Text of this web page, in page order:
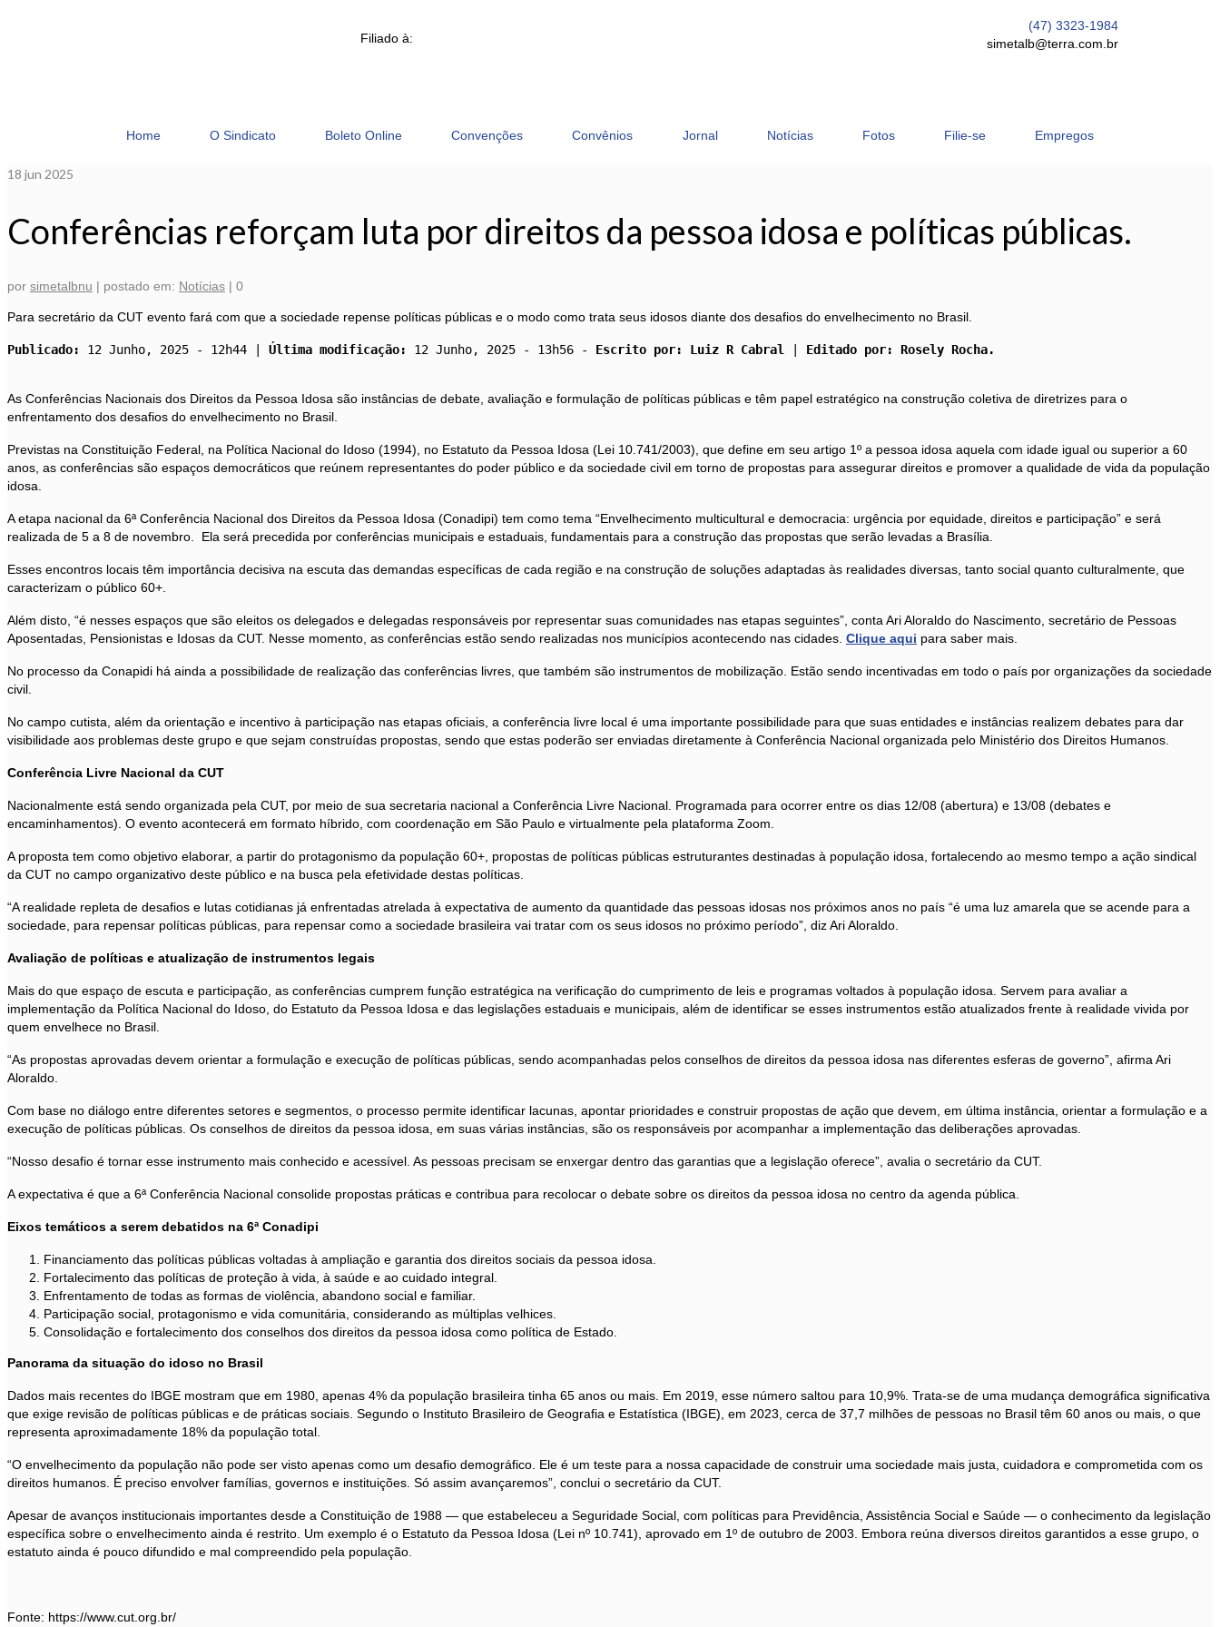
Filiado à:
(47) 3323-1984
simetalb@terra.com.br
Home O Sindicato Boleto Online Convenções Convênios Jornal Notícias Fotos Filie-se Empregos
18 jun 2025
Conferências reforçam luta por direitos da pessoa idosa e políticas públicas.
por simetalbnu | postado em: Notícias | 0
Para secretário da CUT evento fará com que a sociedade repense políticas públicas e o modo como trata seus idosos diante dos desafios do envelhecimento no Brasil.
Publicado: 12 Junho, 2025 - 12h44 | Última modificação: 12 Junho, 2025 - 13h56 - Escrito por: Luiz R Cabral Editado por: Rosely Rocha.
As Conferências Nacionais dos Direitos da Pessoa Idosa são instâncias de debate, avaliação e formulação de políticas públicas e têm papel estratégico na construção coletiva de diretrizes para o
enfrentamento dos desafios do envelhecimento no Brasil.
Previstas na Constituição Federal, na Política Nacional do Idoso (1994), no Estatuto da Pessoa Idosa (Lei 10.741/2003), que define em seu artigo 1º a pessoa idosa aquela com idade igual ou superior a 60
anos, as conferências são espaços democráticos que reúnem representantes do poder público e da sociedade civil em torno de propostas para assegurar direitos e promover a qualidade de vida da população
idosa.
A etapa nacional da 6ª Conferência Nacional dos Direitos da Pessoa Idosa (Conadipi) tem como tema “Envelhecimento multicultural e democracia: urgência por equidade, direitos e participação” e será
realizada de 5 a 8 de novembro. Ela será precedida por conferências municipais e estaduais, fundamentais para a construção das propostas que serão levadas a Brasília.
Esses encontros locais têm importância decisiva na escuta das demandas específicas de cada região e na construção de soluções adaptadas às realidades diversas, tanto social quanto culturalmente, que
caracterizam o público 60+.
Além disto, “é nesses espaços que são eleitos os delegados e delegadas responsáveis por representar suas comunidades nas etapas seguintes”, conta Ari Aloraldo do Nascimento, secretário de Pessoas
Aposentadas, Pensionistas e Idosas da CUT. Nesse momento, as conferências estão sendo realizadas nos municípios acontecendo nas cidades. Clique aqui para saber mais.
No processo da Conapidi há ainda a possibilidade de realização das conferências livres, que também são instrumentos de mobilização. Estão sendo incentivadas em todo o país por organizações da sociedade
civil.
No campo cutista, além da orientação e incentivo à participação nas etapas oficiais, a conferência livre local é uma importante possibilidade para que suas entidades e instâncias realizem debates para dar
visibilidade aos problemas deste grupo e que sejam construídas propostas, sendo que estas poderão ser enviadas diretamente à Conferência Nacional organizada pelo Ministério dos Direitos Humanos.
Conferência Livre Nacional da CUT
Nacionalmente está sendo organizada pela CUT, por meio de sua secretaria nacional a Conferência Livre Nacional. Programada para ocorrer entre os dias 12/08 (abertura) e 13/08 (debates e
encaminhamentos). O evento acontecerá em formato híbrido, com coordenação em São Paulo e virtualmente pela plataforma Zoom.
A proposta tem como objetivo elaborar, a partir do protagonismo da população 60+, propostas de políticas públicas estruturantes destinadas à população idosa, fortalecendo ao mesmo tempo a ação sindical
da CUT no campo organizativo deste público e na busca pela efetividade destas políticas.
“A realidade repleta de desafios e lutas cotidianas já enfrentadas atrelada à expectativa de aumento da quantidade das pessoas idosas nos próximos anos no país “é uma luz amarela que se acende para a
sociedade, para repensar políticas públicas, para repensar como a sociedade brasileira vai tratar com os seus idosos no próximo período”, diz Ari Aloraldo.
Avaliação de políticas e atualização de instrumentos legais
Mais do que espaço de escuta e participação, as conferências cumprem função estratégica na verificação do cumprimento de leis e programas voltados à população idosa. Servem para avaliar a
implementação da Política Nacional do Idoso, do Estatuto da Pessoa Idosa e das legislações estaduais e municipais, além de identificar se esses instrumentos estão atualizados frente à realidade vivida por
quem envelhece no Brasil.
“As propostas aprovadas devem orientar a formulação e execução de políticas públicas, sendo acompanhadas pelos conselhos de direitos da pessoa idosa nas diferentes esferas de governo”, afirma Ari
Aloraldo.
Com base no diálogo entre diferentes setores e segmentos, o processo permite identificar lacunas, apontar prioridades e construir propostas de ação que devem, em última instância, orientar a formulação e a
execução de políticas públicas. Os conselhos de direitos da pessoa idosa, em suas várias instâncias, são os responsáveis por acompanhar a implementação das deliberações aprovadas.
“Nosso desafio é tornar esse instrumento mais conhecido e acessível. As pessoas precisam se enxergar dentro das garantias que a legislação oferece”, avalia o secretário da CUT.
A expectativa é que a 6ª Conferência Nacional consolide propostas práticas e contribua para recolocar o debate sobre os direitos da pessoa idosa no centro da agenda pública.
Eixos temáticos a serem debatidos na 6ª Conadipi
Financiamento das políticas públicas voltadas à ampliação e garantia dos direitos sociais da pessoa idosa.
Fortalecimento das políticas de proteção à vida, à saúde e ao cuidado integral.
Enfrentamento de todas as formas de violência, abandono social e familiar.
Participação social, protagonismo e vida comunitária, considerando as múltiplas velhices.
Consolidação e fortalecimento dos conselhos dos direitos da pessoa idosa como política de Estado.
Panorama da situação do idoso no Brasil
Dados mais recentes do IBGE mostram que em 1980, apenas 4% da população brasileira tinha 65 anos ou mais. Em 2019, esse número saltou para 10,9%. Trata-se de uma mudança demográfica significativa
que exige revisão de políticas públicas e de práticas sociais. Segundo o Instituto Brasileiro de Geografia e Estatística (IBGE), em 2023, cerca de 37,7 milhões de pessoas no Brasil têm 60 anos ou mais, o que
representa aproximadamente 18% da população total.
“O envelhecimento da população não pode ser visto apenas como um desafio demográfico. Ele é um teste para a nossa capacidade de construir uma sociedade mais justa, cuidadora e comprometida com os
direitos humanos. É preciso envolver famílias, governos e instituições. Só assim avançaremos”, conclui o secretário da CUT.
Apesar de avanços institucionais importantes desde a Constituição de 1988 — que estabeleceu a Seguridade Social, com políticas para Previdência, Assistência Social e Saúde — o conhecimento da legislação
específica sobre o envelhecimento ainda é restrito. Um exemplo é o Estatuto da Pessoa Idosa (Lei nº 10.741), aprovado em 1º de outubro de 2003. Embora reúna diversos direitos garantidos a esse grupo, o
estatuto ainda é pouco difundido e mal compreendido pela população.
Fonte: https://www.cut.org.br/